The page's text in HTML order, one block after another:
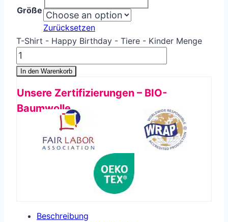
Größe
Zurücksetzen
T-Shirt - Happy Birthday - Tiere - Kinder Menge
In den Warenkorb
Unsere Zertifizierungen – BIO-
Baumwolle
Beschreibung